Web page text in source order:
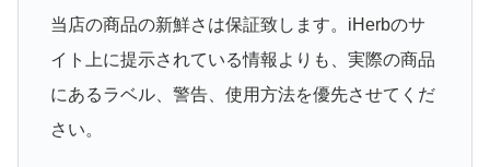
当店の商品の新鮮さは保証致します。iHerbのサ
イト上に提示されている情報よりも、実際の商品
にあるラベル、警告、使用方法を優先させてくだ
さい。